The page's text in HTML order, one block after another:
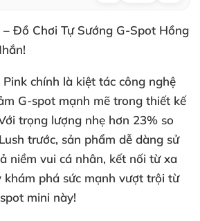
– Đồ Chơi Tự Sướng G-Spot Hồng
Pink chính là kiệt tác công nghệ
G-spot mạnh mẽ trong thiết kế
trọng lượng nhẹ hơn 23% so
trước, sản phẩm dễ dàng sử
niềm vui cá nhân, kết nối từ xa
khám phá sức mạnh vượt trội từ
mini này!